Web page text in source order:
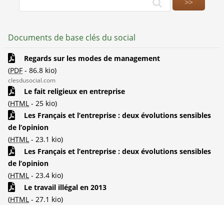
Documents de base clés du social
Regards sur les modes de management
(PDF - 86.8 kio)
clesdusocial.com
Le fait religieux en entreprise
(HTML - 25 kio)
Les Français et l’entreprise : deux évolutions sensibles
de l’opinion
(HTML - 23.1 kio)
Les Français et l’entreprise : deux évolutions sensibles
de l’opinion
(HTML - 23.4 kio)
Le travail illégal en 2013
(HTML - 27.1 kio)